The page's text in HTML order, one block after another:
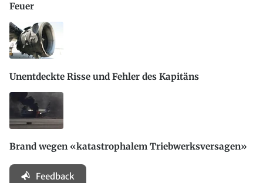
Feuer
Unentdeckte Risse und Fehler des Kapitäns
Brand wegen «katastrophalem Triebwerksversagen»
Feedback